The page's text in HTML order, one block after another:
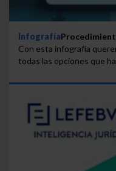
Infografía
Con esta infografía
todas las opciones que